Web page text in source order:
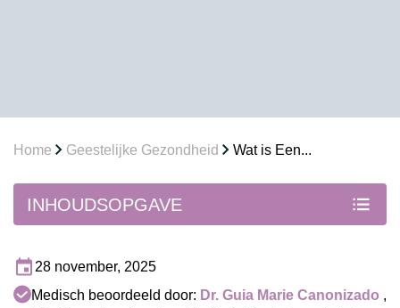
Home Geestelijke Gezondheid Wat is Een...
INHOUDSOPGAVE
28 november, 2025
Medisch beoordeeld door: Dr. Guia Marie Canonizado ,